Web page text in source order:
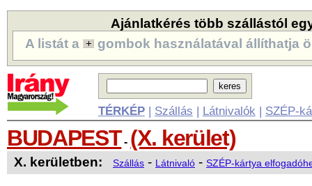
Ajánlatkérés több szállástól
A listát a
gombok használatával állíthatja
TÉRKÉP| Szállás | Látnivalók | SZÉP-
BUDAPEST - (X. kerület)
X. kerületben: Szállás - Látnivaló - SZÉP-kártya